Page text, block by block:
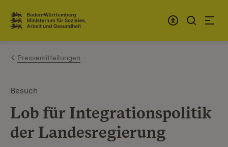
Zum Inhalt springen
Link zur Startseite
Pressemitteilungen
Besuch
Lob für Integrationspolitik
der Landesregierung